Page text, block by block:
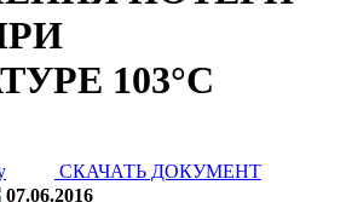
103°С
СКАЧАТЬ ДОКУМЕНТ
07.06.2016